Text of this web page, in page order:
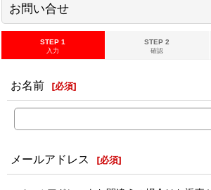
お問い合せ
STEP 1
入力
STEP 2
確認
お名前 [必須]
メールアドレス [必須]